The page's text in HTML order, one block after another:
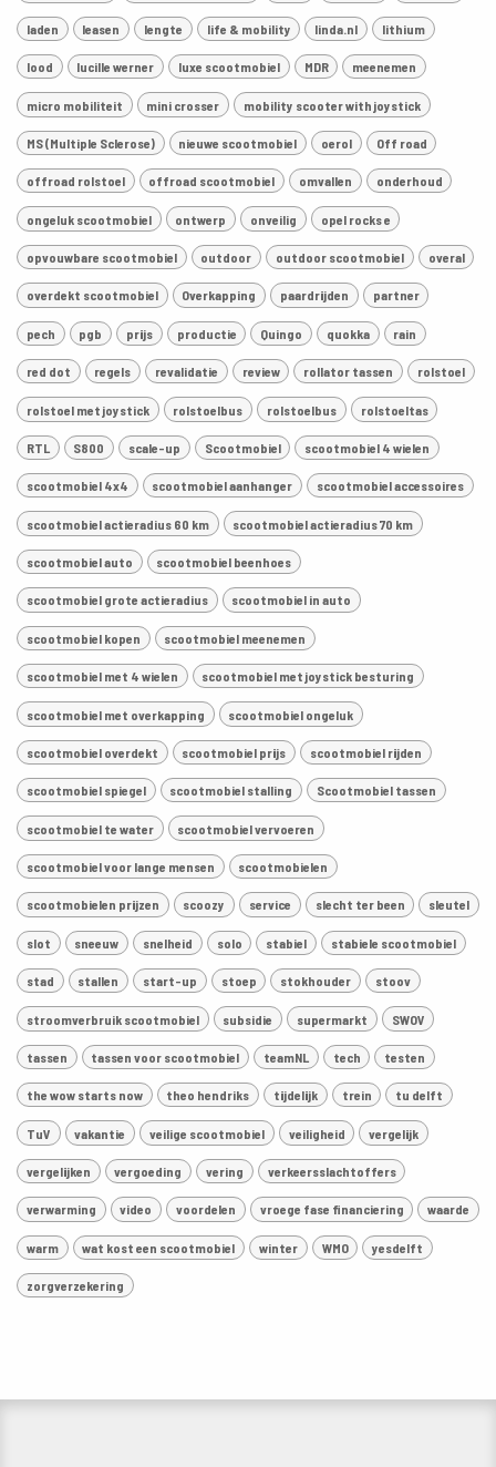
laden leasen lengte life & mobility linda.nl lithium
lood lucille werner luxe scootmobiel MDR meenemen
micro mobiliteit mini crosser mobility scooter with joystick
MS (Multiple Sclerose) nieuwe scootmobiel oerol Off road
offroad rolstoel offroad scootmobiel omvallen onderhoud
ongeluk scootmobiel ontwerp onveilig opel rocks e
opvouwbare scootmobiel outdoor outdoor scootmobiel overal
overdekt scootmobiel Overkapping paardrijden partner
pech pgb prijs productie Quingo quokka rain
red dot regels revalidatie review rollator tassen rolstoel
rolstoel met joystick rolstoelbus rolstoelbus rolstoeltas
RTL S800 scale-up Scootmobiel scootmobiel 4 wielen
scootmobiel 4x4 scootmobiel aanhanger scootmobiel accessoires
scootmobiel actieradius 60 km scootmobiel actieradius 70 km
scootmobiel auto scootmobiel beenhoes
scootmobiel grote actieradius scootmobiel in auto
scootmobiel kopen scootmobiel meenemen
scootmobiel met 4 wielen scootmobiel met joystick besturing
scootmobiel met overkapping scootmobiel ongeluk
scootmobiel overdekt scootmobiel prijs scootmobiel rijden
scootmobiel spiegel scootmobiel stalling Scootmobiel tassen
scootmobiel te water scootmobiel vervoeren
scootmobiel voor lange mensen scootmobielen
scootmobielen prijzen scoozy service slecht ter been sleutel
slot sneeuw snelheid solo stabiel stabiele scootmobiel
stad stallen start-up stoep stokhouder stoov
stroomverbruik scootmobiel subsidie supermarkt SWOV
tassen tassen voor scootmobiel teamNL tech testen
the wow starts now theo hendriks tijdelijk trein tu delft
TuV vakantie veilige scootmobiel veiligheid vergelijk
vergelijken vergoeding vering verkeersslachtoffers
verwarming video voordelen vroege fase financiering waarde
warm wat kost een scootmobiel winter WMO yesdelft
zorgverzekering